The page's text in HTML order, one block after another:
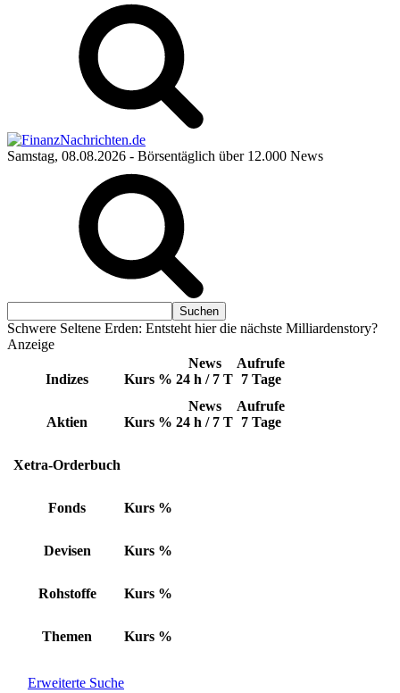
Samstag, 08.08.2026 - Börsentäglich über 12.000 News
Schwere Seltene Erden: Entsteht hier die nächste Milliardenstory?
Anzeige
Indizes Kurs %
News
24 h / 7 T
Aufrufe
7 Tage
Aktien Kurs %
News
24 h / 7 T
Aufrufe
7 Tage
Xetra-Orderbuch
Fonds Kurs %
Devisen Kurs %
Rohstoffe Kurs %
Themen Kurs %
Erweiterte Suche